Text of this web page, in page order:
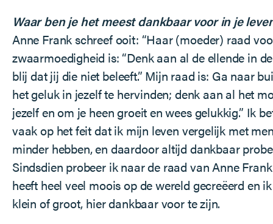
Waar ben je het meest dankbaar voor in je
Anne Frank schreef ooit: “Haar (moeder) raad
zwaarmoedigheid is: “Denk aan al de ellende in
blij dat jij die niet beleeft.” Mijn raad is: Ga naar
het geluk in jezelf te hervinden; denk aan al het
jezelf en om je heen groeit en wees gelukkig.” Ik
vaak op het feit dat ik mijn leven vergelijk met
minder hebben, en daardoor altijd dankbaar
Sindsdien probeer ik naar de raad van Anne
heeft heel veel moois op de wereld gecreëerd en
klein of groot, hier dankbaar voor te zijn.